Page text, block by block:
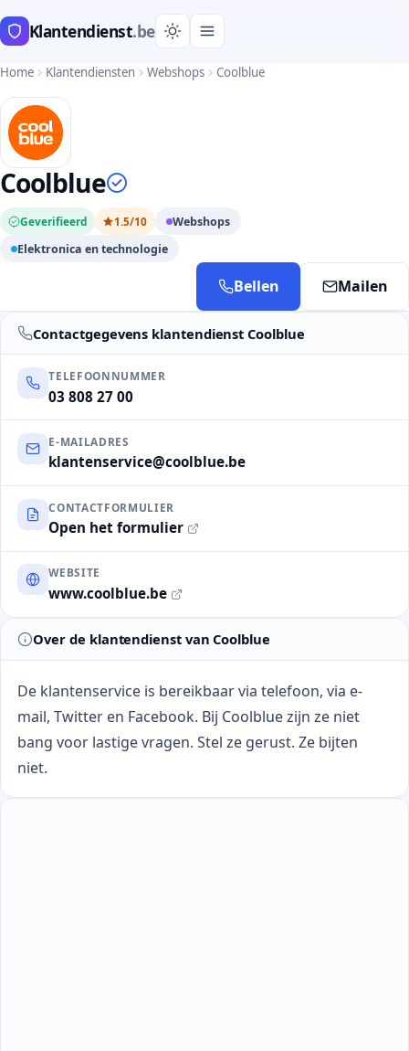
Klantendienst.be
Home Klantendiensten Webshops Coolblue
Coolblue
Geverifieerd 1.5/10
Webshops
Elektronica en technologie
Bellen Mailen
Contactgegevens klantendienst Coolblue
TELEFOONNUMMER
03 808 27 00
E-MAILADRES
klantenservice@coolblue.be
CONTACTFORMULIER
Open het formulier
WEBSITE
www.coolblue.be
Over de klantendienst van Coolblue
De klantenservice is bereikbaar via telefoon, via e-
mail, Twitter en Facebook. Bij Coolblue zijn ze niet
bang voor lastige vragen. Stel ze gerust. Ze bijten
niet.